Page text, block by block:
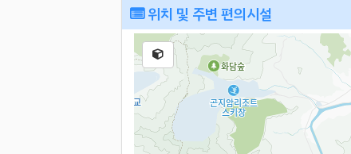
위치 및 주변 편의시설